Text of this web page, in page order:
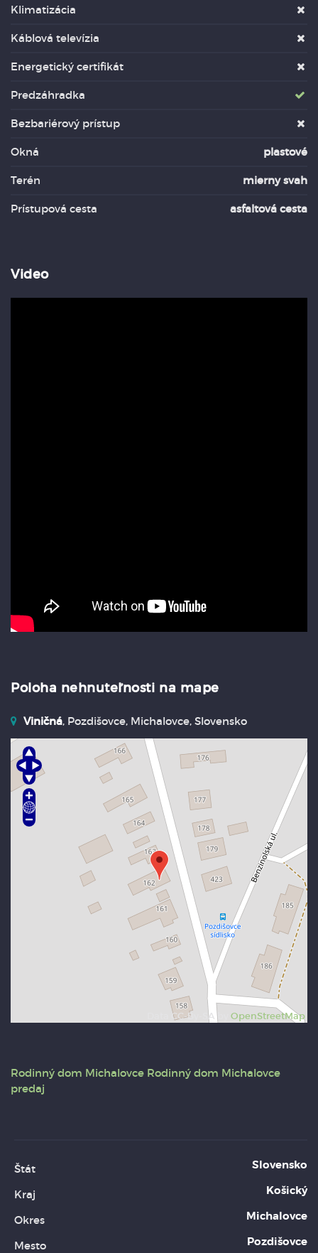
Klimatizácia
Káblová televízia
Energetický certifikát
Predzáhradka
Bezbariérový prístup
Okná plastové
Terén mierny svah
Prístupová cesta asfaltová cesta
Video
Poloha nehnuteľnosti na mape
Viničná, Pozdišovce, Michalovce, Slovensko
Data CC-By-SA by OpenStreetMap
Rodinný dom Michalovce Rodinný dom Michalovce
predaj
Štát Slovensko
Kraj Košický
Okres Michalovce
Mesto Pozdišovce